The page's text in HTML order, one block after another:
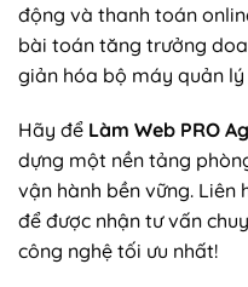
động và thanh toán
bài toán tăng trưởng
giản hóa bộ máy quản lý
Hãy để Làm Web PRO
dựng một nền tảng
vận hành bền vững. Liên
để được nhận tư vấn
công nghệ tối ưu nhất!